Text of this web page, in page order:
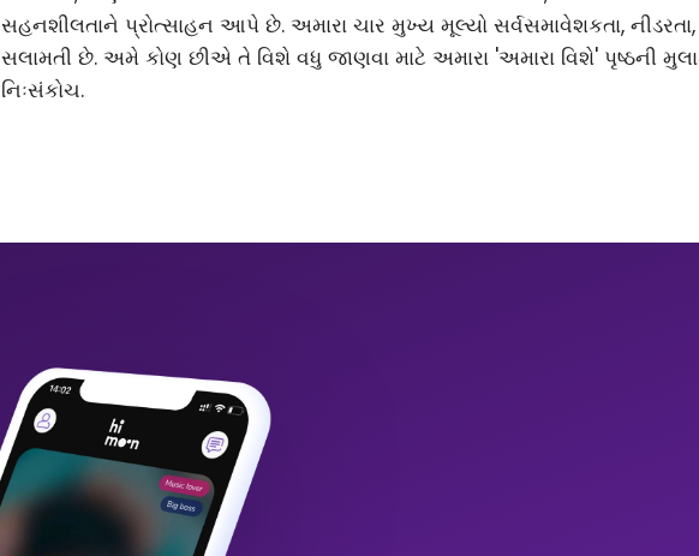
સહનશીલતાને પ્રોત્સાહન આપે છે. અમારા ચાર મુખ્ય મૂલ્યો સર્વસમાવેશકતા,
સલામતી છે. અમે કોણ છીએ તે વિશે વધુ જાણવા માટે અમારા 'અમારા વિશે' પૃષ્ઠની
નિઃસંકોચ.